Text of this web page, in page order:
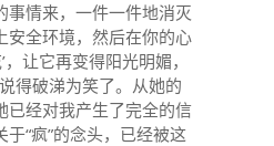
事情来，一件一件地消灭
安全环境，然后在你的心
，让它再变得阳光明媚，
得破涕为笑了。从她的
已经对我产生了完全的信
“疯”的念头，已经被这